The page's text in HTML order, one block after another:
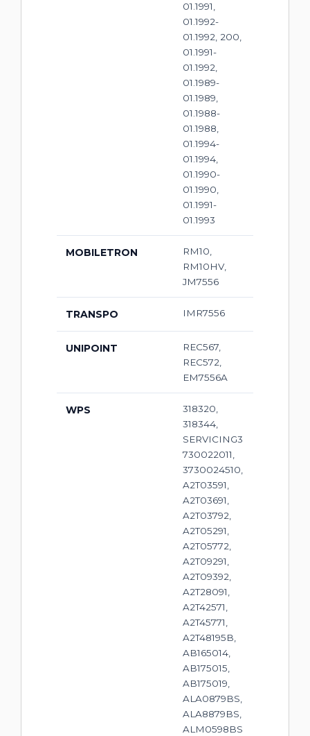
01.1991,
01.1992-
01.1992, 200,
01.1991-
01.1992,
01.1989-
01.1989,
01.1988-
01.1988,
01.1994-
01.1994,
01.1990-
01.1990,
01.1991-
01.1993
MOBILETRON
RM10,
RM10HV,
JM7556
TRANSPO IMR7556
UNIPOINT
REC567,
REC572,
EM7556A
WPS
318320,
318344,
SERVICING3
730022011,
3730024510,
A2T03591,
A2T03691,
A2T03792,
A2T05291,
A2T05772,
A2T09291,
A2T09392,
A2T28091,
A2T42571,
A2T45771,
A2T48195B,
AB165014,
AB175015,
AB175019,
ALA0879BS,
ALA8879BS,
ALM0598BS